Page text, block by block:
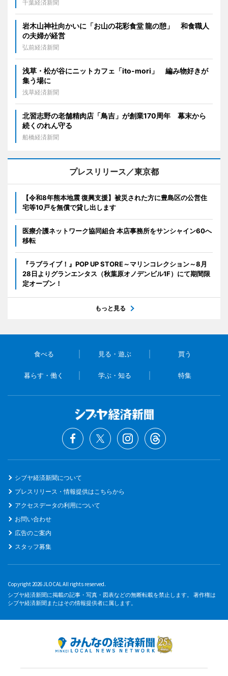
千葉経済新聞
岩木山神社向かいに「お山の花彩食堂 龍の憩」 和食職人
の夫婦が経営
弘前経済新聞
浅草・松が谷にニットカフェ「ito-mori」 編み物好きが
集う場に
浅草経済新聞
北習志野の老舗精肉店「鳥吉」が創業170周年 幕末から
続くのれん守る
船橋経済新聞
プレスリリース／東京都
【令和8年熊本地震 復興支援】被災された方に豊島区の公営住
宅等10戸を無償で貸し出します
医療介護ネットワーク協同組合 本店事務所をサンシャイン60へ
移転
『ラブライブ！』POP UP STORE～マリンコレクション～8月
28日よりグランエンタス（秋葉原オノデンビル1F）にて期間限
定オープン！
もっと見る
食べる 見る・遊ぶ 買う
暮らす・働く 学ぶ・知る 特集
シブヤ経済新聞について
プレスリリース・情報提供はこちらから
アクセスデータの利用について
お問い合わせ
広告のご案内
スタッフ募集
Copyright 2026 JLOCAL All rights reserved.
シブヤ経済新聞に掲載の記事・写真・図表などの無断転載を禁止します。 著作権は
シブヤ経済新聞またはその情報提供者に属します。